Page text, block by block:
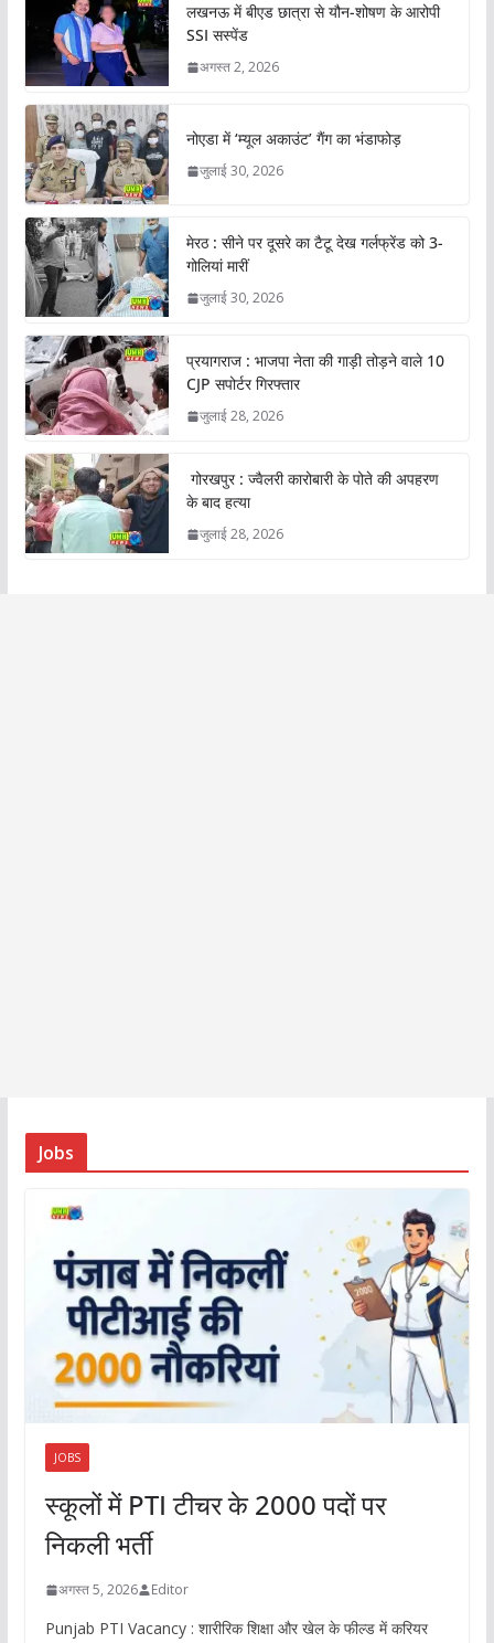
लखनऊ में बीएड छात्रा से यौन-शोषण के आरोपी
SSI सस्पेंड
अगस्त 2, 2026
नोएडा में ‘म्यूल अकाउंट’ गैंग का भंडाफोड़
जुलाई 30, 2026
मेरठ : सीने पर दूसरे का टैटू देख गर्लफ्रेंड को 3-
गोलियां मारीं
जुलाई 30, 2026
प्रयागराज : भाजपा नेता की गाड़ी तोड़ने वाले 10
CJP सपोर्टर गिरफ्तार
जुलाई 28, 2026
गोरखपुर : ज्वैलरी कारोबारी के पोते की अपहरण
के बाद हत्या
जुलाई 28, 2026
Jobs
JOBS
स्कूलों में PTI टीचर के 2000 पदों पर
निकली भर्ती
अगस्त 5, 2026 Editor
Punjab PTI Vacancy : शारीरिक शिक्षा और खेल के फील्ड में करियर